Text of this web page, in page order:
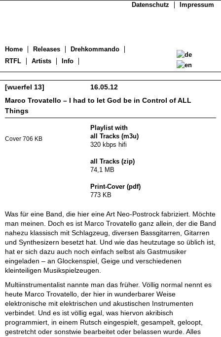
Datenschutz Impressum
Home Releases
Drehkommando
RTFL
Artists Info
16.05.12
[wuerfel 13]
Marco Trovatello – I had to let God be in Control of ALL
Things
Playlist with
all Tracks (m3u)
320 kbps hifi
all Tracks (zip)
74,1 MB
Print-Cover (pdf)
773 KB
Cover 706 KB
Was für eine Band, die hier eine Art Neo-Postrock fabriziert. Möchte
man meinen. Doch es ist Marco Trovatello ganz allein, der die Band
nahezu klassisch mit Schlagzeug, diversen Bassgitarren, Gitarren
und Synthesizern besetzt hat. Und wie das heutzutage so üblich ist,
hat er sich dazu auch noch einfach selbst als Gastmusiker
eingeladen – an Glockenspiel, Geige und verschiedenen
kleinteiligen Musikspielzeugen.
Multiinstrumentalist nannte man das früher. Völlig normal nennt es
heute Marco Trovatello, der hier in wunderbarer Weise
elektronische mit elektrischen und akustischen Instrumenten
verbindet. Und es ist völlig egal, was hiervon akribisch
programmiert, in einem Rutsch eingespielt, gesampelt, geloopt,
gestretcht oder sonstwie bearbeitet oder belassen wurde. Alles